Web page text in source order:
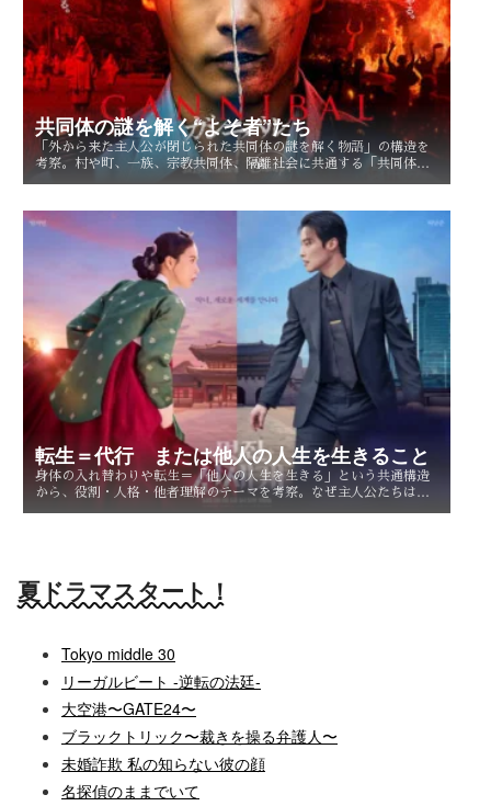
共同体の謎を解く“よそ者”たち
「外から来た主人公が閉じられた共同体の謎を解く物語」の構造を
考察。村や町、一族、宗教共同体、隔離社会に共通する「共同体の
転生＝代行 または他人の人生を生きること
身体の入れ替わりや転生＝「他人の人生を生きる」という共通構造
から、役割・人格・他者理解のテーマを考察。なぜ主人公たちは他
夏ドラマスタート！
Tokyo middle 30
リーガルビート -逆転の法廷-
大空港〜GATE24〜
ブラックトリック〜裁きを操る弁護人〜
未婚詐欺 私の知らない彼の顔
名探偵のままでいて